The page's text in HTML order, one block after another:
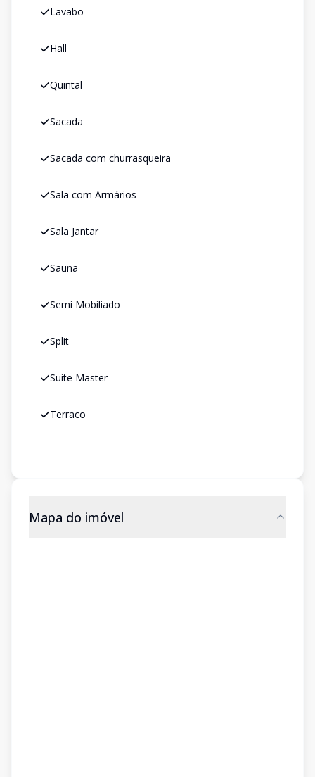
Lavabo
Hall
Quintal
Sacada
Sacada com churrasqueira
Sala com Armários
Sala Jantar
Sauna
Semi Mobiliado
Split
Suite Master
Terraco
Mapa do imóvel